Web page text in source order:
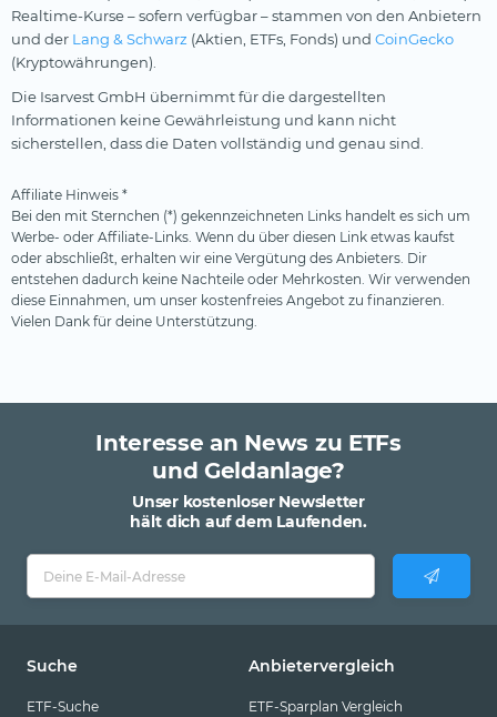
Realtime-Kurse – sofern verfügbar – stammen von den Anbietern
und der Lang & Schwarz (Aktien, ETFs, Fonds) und CoinGecko
(Kryptowährungen).
Die Isarvest GmbH übernimmt für die dargestellten
Informationen keine Gewährleistung und kann nicht
sicherstellen, dass die Daten vollständig und genau sind.
Affiliate Hinweis *
Bei den mit Sternchen (*) gekennzeichneten Links handelt es sich um
Werbe- oder Affiliate-Links. Wenn du über diesen Link etwas kaufst
oder abschließt, erhalten wir eine Vergütung des Anbieters. Dir
entstehen dadurch keine Nachteile oder Mehrkosten. Wir verwenden
diese Einnahmen, um unser kostenfreies Angebot zu finanzieren.
Vielen Dank für deine Unterstützung.
Interesse an News zu ETFs
und Geldanlage?
Unser kostenloser Newsletter
hält dich auf dem Laufenden.
Suche
ETF-Suche
Anbietervergleich
ETF-Sparplan Vergleich